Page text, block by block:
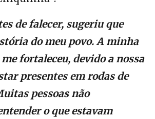
de falecer, sugeriu que
do meu povo. A minha
fortaleceu, devido a nossa
presentes em rodas de
pessoas não
o que estavam